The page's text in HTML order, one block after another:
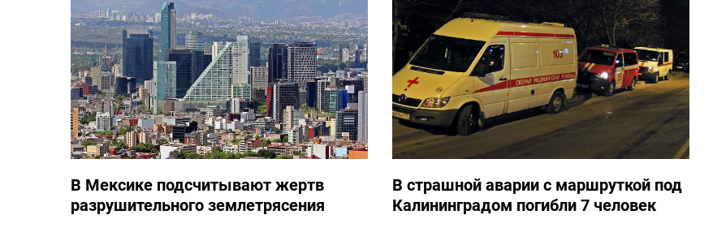
В Мексике подсчитывают жертв
разрушительного землетрясения
В страшной аварии с маршруткой под
Калининградом погибли 7 человек